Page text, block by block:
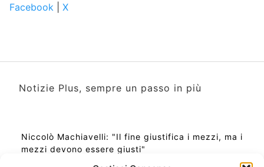
Facebook
X
Notizie Plus, sempre un passo in più
Niccolò Machiavelli: "Il fine giustifica i mezzi, ma i
mezzi devono essere giusti"